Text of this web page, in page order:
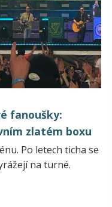
fanoušky:
zlatém boxu
Po letech ticha se
na turné.